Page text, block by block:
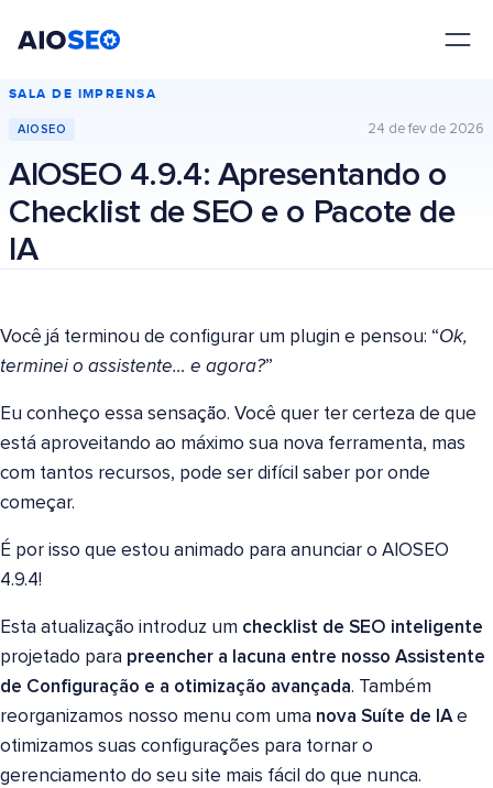
SALA DE IMPRENSA
AIOSEO 24 de fev de 2026
AIOSEO 4.9.4: Apresentando o
Checklist de SEO e o Pacote de
IA
Você já terminou de configurar um plugin e pensou: “Ok,
terminei o assistente… e agora?”
Eu conheço essa sensação. Você quer ter certeza de que
está aproveitando ao máximo sua nova ferramenta, mas
com tantos recursos, pode ser difícil saber por onde
começar.
É por isso que estou animado para anunciar o AIOSEO
4.9.4!
Esta atualização introduz um checklist de SEO inteligente
projetado para preencher a lacuna entre nosso Assistente
de Configuração e a otimização avançada. Também
reorganizamos nosso menu com uma nova Suíte de IAe
otimizamos suas configurações para tornar o
gerenciamento do seu site mais fácil do que nunca.